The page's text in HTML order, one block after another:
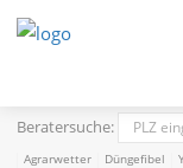
Beratersuche:
Agrarwetter Düngefibel